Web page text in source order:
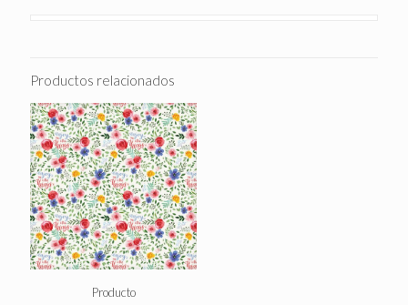
Productos relacionados
Producto